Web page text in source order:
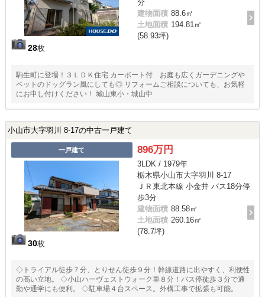
28枚
分
建物面積 88.6㎡
土地面積 194.81㎡
(58.93坪)
駒生町に登場！３ＬＤＫ住宅 カーポート付 お庭も広くガーデニングや
ペットのドッグラン風にしても◎ リフォームご相談についても、お気軽
にお申し付けください！ 城山東小・城山中
小山市大字羽川 8-17の中古一戸建て
一戸建て
30枚
896万円
3LDK / 1979年
栃木県小山市大字羽川 8-17
ＪＲ東北本線 小金井 バス18分停
歩3分
建物面積 88.58㎡
土地面積 260.16㎡
(78.7坪)
◇トライアル徒歩７分、とりせん徒歩９分！幹線道路に出やすく、利便性
の高い立地。 ◇小山ハーヴェストウォーク車８分！バス停徒歩３分で通
勤や通学にも便利。 ◇駐車場４台スペース。外構工事で拡張も可能。